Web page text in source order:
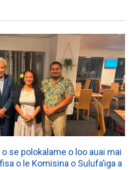
o se polokalame o loo auai mai
o le Komisina o Sulufa’iga a